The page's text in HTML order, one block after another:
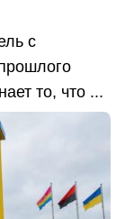
с
то, что ...